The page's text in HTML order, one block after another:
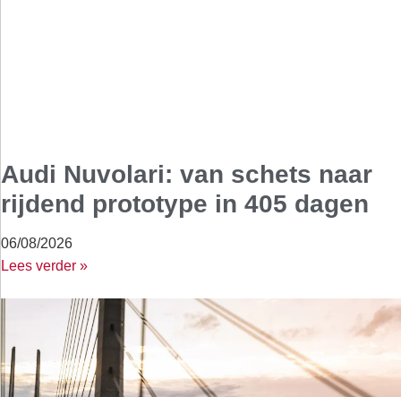
Audi Nuvolari: van schets naar
rijdend prototype in 405 dagen
06/08/2026
Lees verder »